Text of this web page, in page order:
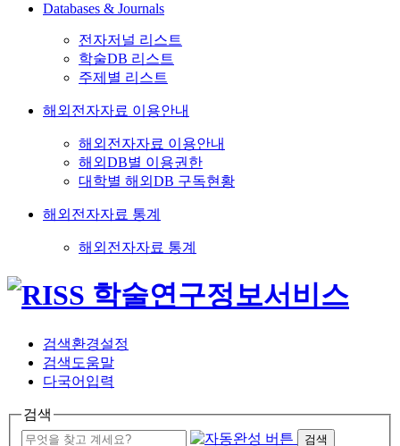
Databases & Journals
전자저널 리스트
학술DB 리스트
주제별 리스트
해외전자자료 이용안내
해외전자자료 이용안내
해외DB별 이용권한
대학별 해외DB 구독현황
해외전자자료 통계
해외전자자료 통계
검색환경설정
검색도움말
다국어입력
검색
검색